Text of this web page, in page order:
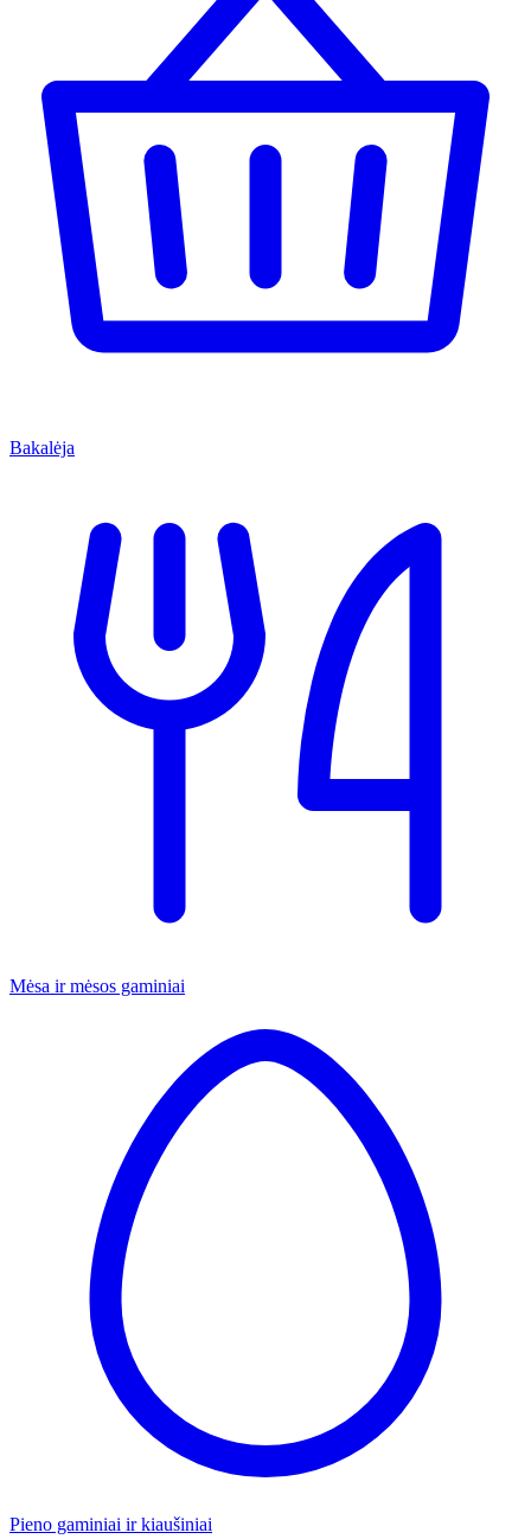
Bakalėja
Mėsa ir mėsos gaminiai
Pieno gaminiai ir kiaušiniai